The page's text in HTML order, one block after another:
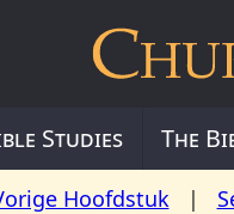
Studies The
Hoofdstuk|